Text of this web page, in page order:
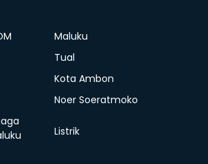
Maluku
Tual
Kota Ambon
Noer Soeratmoko
Listrik